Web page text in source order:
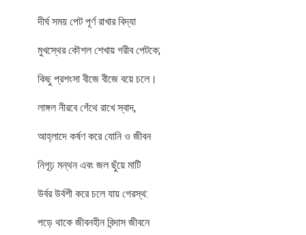
দীর্ঘ সময় পেট পূর্ণ রাখার বিদ্যা
মুখস্থের কৌশল শেখায় গরীব পেটকে;
কিছু প্রশংসা বীজে বীজে বয়ে চলে।
লাঙ্গল নীরবে গেঁথে রাখে স্বাদ,
আহ্লাদে কর্ষণ করে যোনি ও জীবন
নিগূঢ় মন্থন এবং জল ছুঁয়ে মাটি
উর্বর উর্বশী করে চলে যায় গেরস্থ:
পড়ে থাকে জীবনহীন বিন্দাস জীবনে